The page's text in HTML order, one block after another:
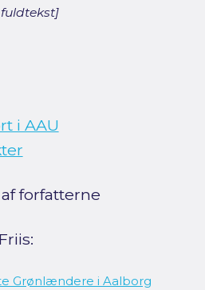
i AAU
forfatterne
Grønlændere i Aalborg